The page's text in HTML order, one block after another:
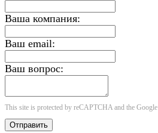
Ваша компания:
Ваш email:
Ваш вопрос:
This site is protected by reCAPTCHA and the Google
Отправить